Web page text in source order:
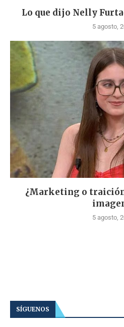
Lo que dijo Nelly
5 agosto,
¿Marketing o
5 agosto,
SÍGUENOS